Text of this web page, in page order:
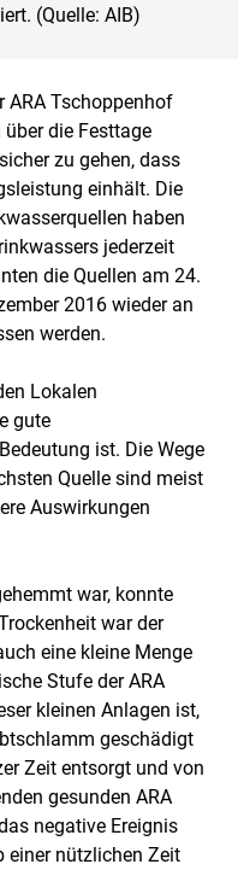
(Quelle: AIB)
ARA Tschoppenhof
die Festtage
zu gehen, dass
einhält. Die
haben
jederzeit
die Quellen am 24.
2016 wieder an
werden.
Lokalen
gute
ist. Die Wege
Quelle sind meist
Auswirkungen
war, konnte
war der
eine kleine Menge
Stufe der ARA
kleinen Anlagen ist,
geschädigt
Zeit entsorgt und von
gesunden ARA
negative Ereignis
einer nützlichen Zeit